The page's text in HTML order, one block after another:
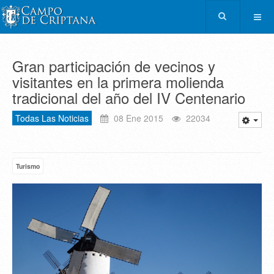
Gran participación de vecinos y
visitantes en la primera molienda
tradicional del año del IV Centenario
Todas Las Noticias 08 Ene 2015 22034
Turismo